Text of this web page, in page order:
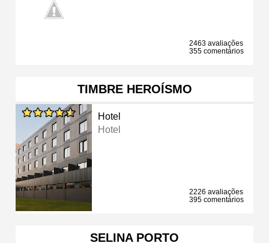
2463 avaliações
355 comentários
TIMBRE HEROÍSMO
Hotel
Hotel
2226 avaliações
395 comentários
SELINA PORTO